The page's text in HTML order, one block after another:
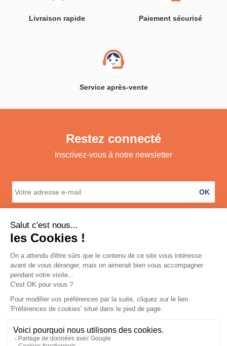
Livraison rapide Paiement sécurisé
Service après-vente
Restez connecté
Inscrivez-vous à notre newsletter
OK
A propos
Services
Informations légales
Contact